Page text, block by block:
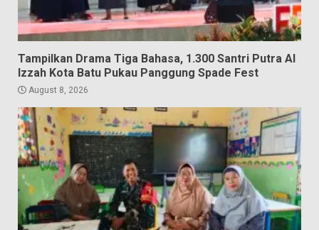
Tampilkan Drama Tiga Bahasa, 1.300 Santri Putra Al
Izzah Kota Batu Pukau Panggung Spade Fest
August 8, 2026